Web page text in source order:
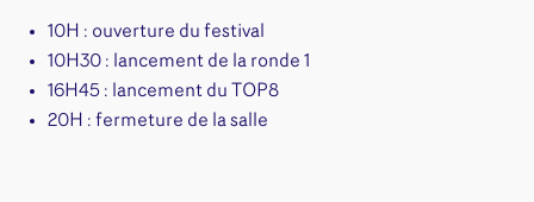
10H : ouverture du festival
10H30 : lancement de la ronde 1
16H45 : lancement du TOP8
20H : fermeture de la salle